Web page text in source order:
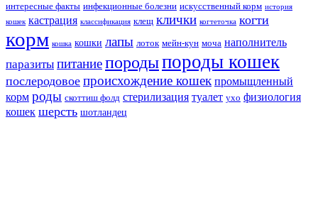
интересные факты инфекционные болезни искусственный корм история
кошек кастрация классификация клещ клички когтеточка когти
корм кошка кошки лапы лоток мейн-кун моча наполнитель
паразиты питаниепородыпороды кошек
послеродовое происхождение кошек промыщленный
корм роды скоттиш фолд стерилизация туалет ухо физиология
кошек шерсть шотландец